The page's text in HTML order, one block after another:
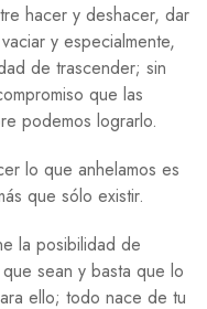
hacer y deshacer, dar
y especialmente,
de trascender; sin
que las
podemos lograrlo.
lo que anhelamos es
que sólo existir.
la posibilidad de
sean y basta que lo
ello; todo nace de tu